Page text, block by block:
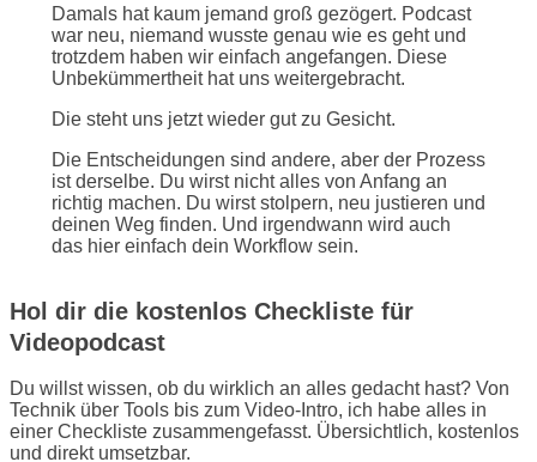
Damals hat kaum jemand groß gezögert. Podcast
war neu, niemand wusste genau wie es geht und
trotzdem haben wir einfach angefangen. Diese
Unbekümmertheit hat uns weitergebracht.
Die steht uns jetzt wieder gut zu Gesicht.
Die Entscheidungen sind andere, aber der Prozess
ist derselbe. Du wirst nicht alles von Anfang an
richtig machen. Du wirst stolpern, neu justieren und
deinen Weg finden. Und irgendwann wird auch
das hier einfach dein Workflow sein.
Hol dir die kostenlos Checkliste für
Videopodcast
Du willst wissen, ob du wirklich an alles gedacht hast? Von
Technik über Tools bis zum Video-Intro, ich habe alles in
einer Checkliste zusammengefasst. Übersichtlich, kostenlos
und direkt umsetzbar.